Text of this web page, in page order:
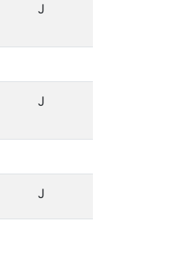
J
J
J